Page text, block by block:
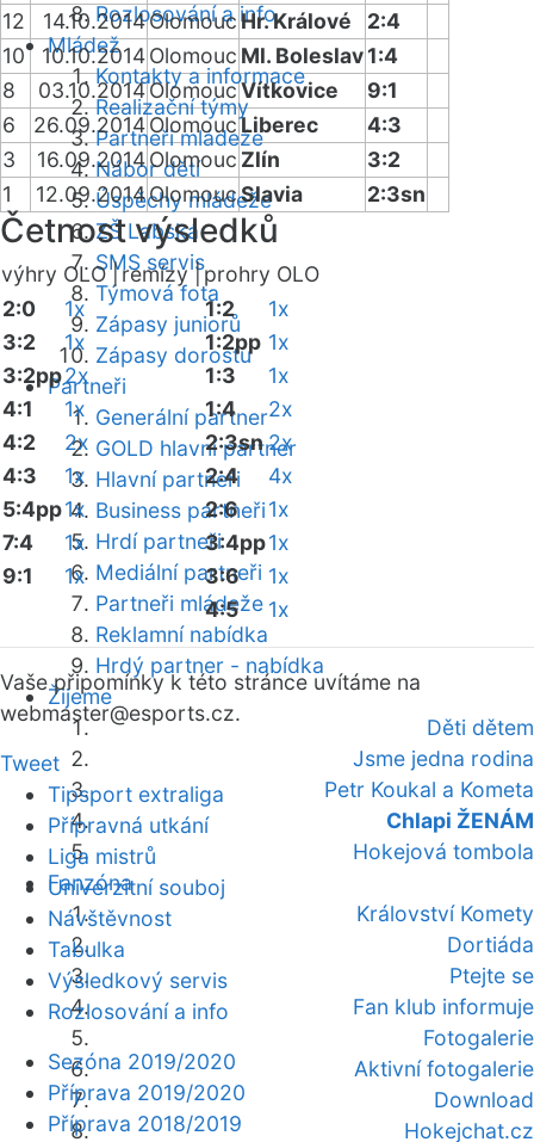
Rozlosování a info
Mládež
Kontakty a informace
Realizační týmy
Partneři mládeže
Nábor dětí
Úspěchy mládeže
ZŠ Labská
SMS servis
Týmová fota
Zápasy juniorů
Zápasy dorostu
Partneři
Generální partner
GOLD hlavní partner
Hlavní partneři
Business partneři
Hrdí partneři
Mediální partneři
Partneři mládeže
Reklamní nabídka
Hrdý partner - nabídka
Žijeme
Děti dětem
Jsme jedna rodina
Petr Koukal a Kometa
Chlapi ŽENÁM
Hokejová tombola
Fanzóna
Království Komety
Dortiáda
Ptejte se
Fan klub informuje
Fotogalerie
Aktivní fotogalerie
Download
Hokejchat.cz
12
14.10.2014OlomoucHr. Králové
2:4
10
10.10.2014Olomouc Ml. Boleslav1:4
8
03.10.2014OlomoucVítkovice
9:1
6
26.09.2014OlomoucLiberec
4:3
3
16.09.2014Olomouc Zlín
3:2
1
12.09.2014OlomoucSlavia 2:3sn
Četnost výsledků
výhry OLO |remízy |prohry OLO
2:0
1x
3:2
1x
3:2pp2x
4:1
1x
4:2
2x
4:3
1x
5:4pp1x
7:4
1x
9:1
1x
1:2
1x
1:2pp 1x
1:3
1x
1:4
2x
2:3sn2x
2:4
4x
2:6
1x
3:4pp1x
3:6
1x
4:5
1x
Vaše připomínky k této stránce uvítáme na
webmaster@esports.cz.
Tweet
Tipsport extraliga
Přípravná utkání
Liga mistrů
Univerzitní souboj
Návštěvnost
Tabulka
Výsledkový servis
Rozlosování a info
Sezóna 2019/2020
Příprava 2019/2020
Příprava 2018/2019